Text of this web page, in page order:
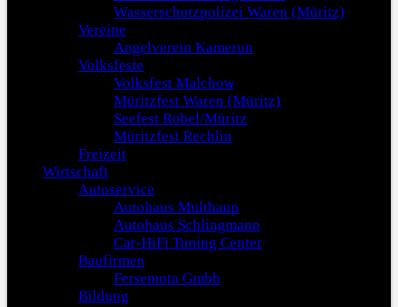
Wasserschutzpolizei Waren (Müritz)
Vereine
Angelverein Kamerun
Volksfeste
Volksfest Malchow
Müritzfest Waren (Müritz)
Seefest Röbel/Müritz
Müritzfest Rechlin
Freizeit
Wirtschaft
Autoservice
Autohaus Multhaup
Autohaus Schlingmann
Car-HiFi Tuning Center
Baufirmen
Fersemota Gmbh
Bildung